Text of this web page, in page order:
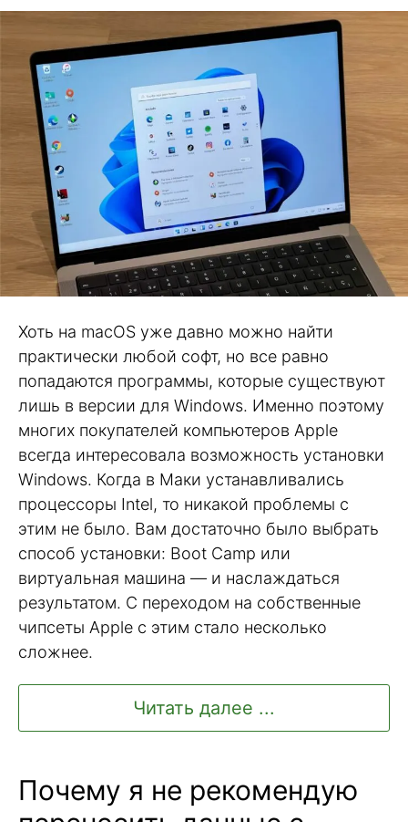
Хоть на macOS уже давно можно найти
практически любой софт, но все равно
попадаются программы, которые существуют
лишь в версии для Windows. Именно поэтому
многих покупателей компьютеров Apple
всегда интересовала возможность установки
Windows. Когда в Маки устанавливались
процессоры Intel, то никакой проблемы с
этим не было. Вам достаточно было выбрать
способ установки: Boot Camp или
виртуальная машина — и наслаждаться
результатом. С переходом на собственные
чипсеты Apple с этим стало несколько
сложнее.
Читать далее ...
Почему я не рекомендую